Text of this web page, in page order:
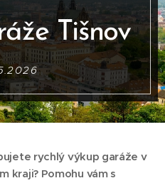
Tišnov
rychlý výkup garáže v
kraji? Pomohu vám s